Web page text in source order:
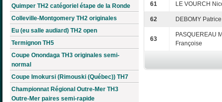
Quimper TH2 catégoriel étape de la Ronde
Colleville-Montgomery TH2 originales
Eu (eu salle audiard) TH2 open
Termignon TH5
Coupe Onondaga TH3 originales semi-
normal
Coupe Imokursi (Rimouski (Québec)) TH7
Championnat Régional Outre-Mer TH3
Outre-Mer paires semi-rapide
61 LE VOURCH
62 DEBOMY Patrice
63
PASQUEREAU
Françoise